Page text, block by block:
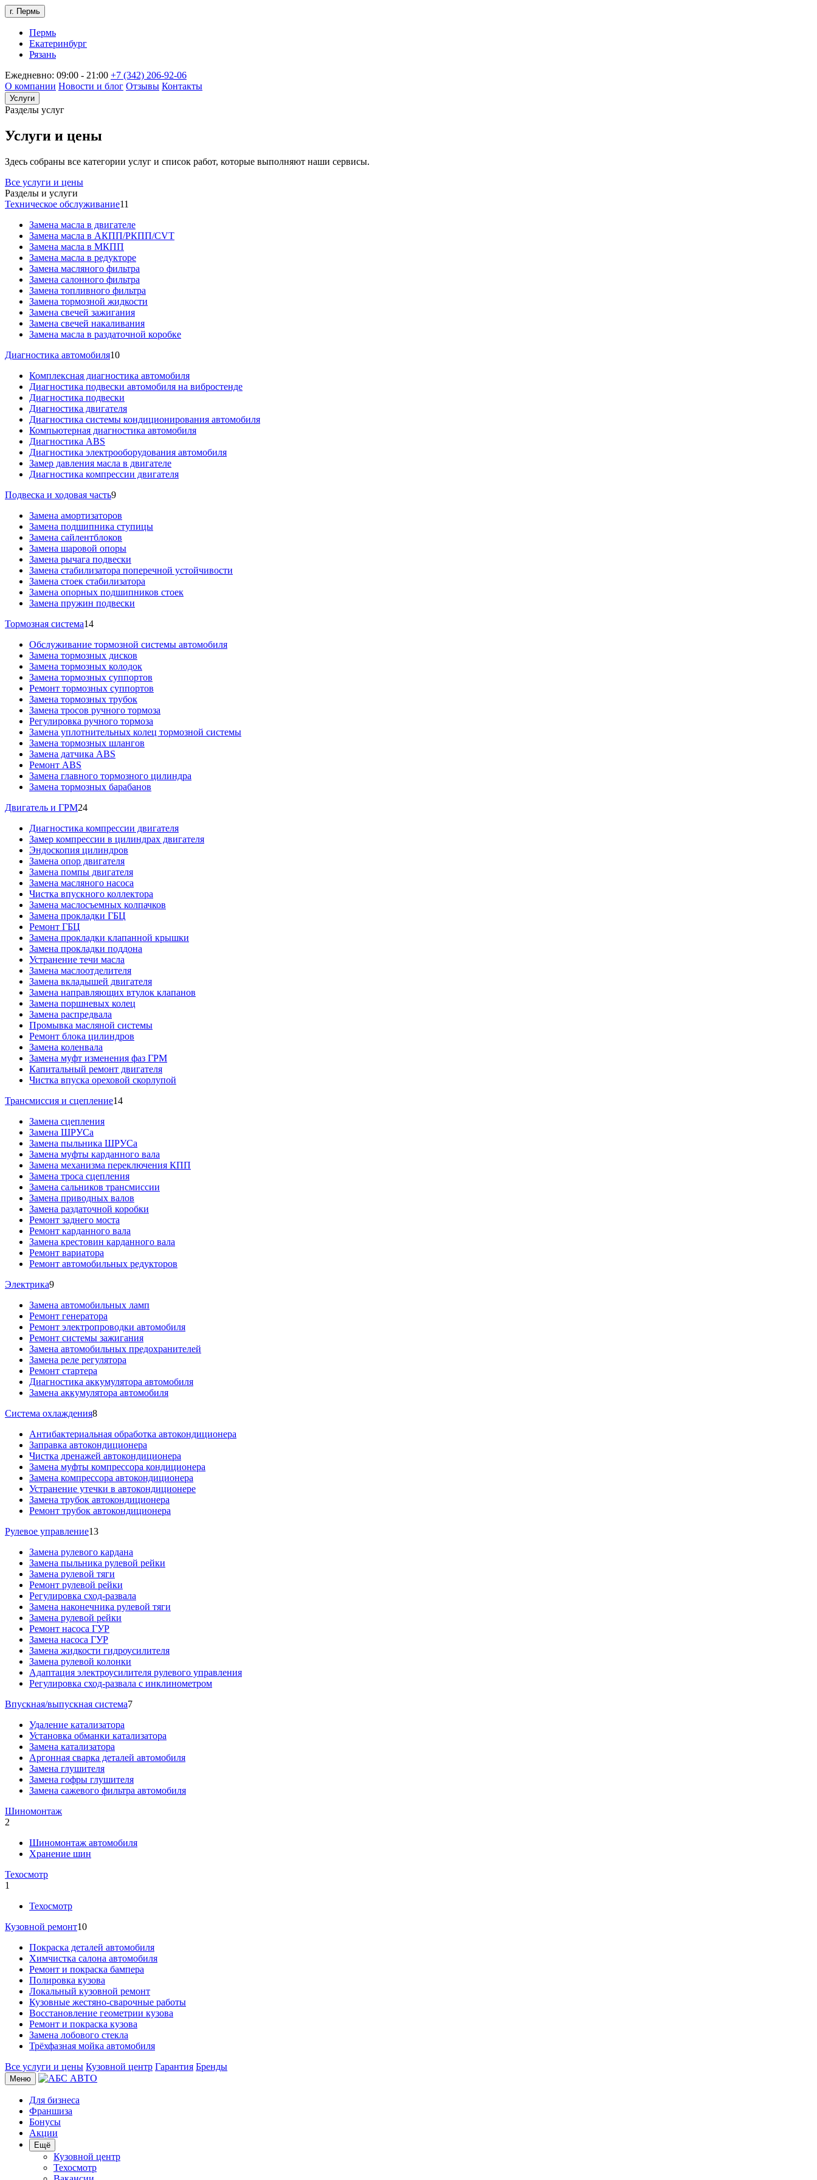
г. Пермь
Пермь
Екатеринбург
Рязань
Ежедневно: 09:00 - 21:00 +7 (342) 206-92-06
О компании Новости и блог Отзывы Контакты
Услуги
Разделы услуг
Услуги и цены
Здесь собраны все категории услуг и список работ, которые выполняют наши сервисы.
Все услуги и цены
Разделы и услуги
Техническое обслуживание11
Замена масла в двигателе
Замена масла в АКПП/РКПП/CVT
Замена масла в МКПП
Замена масла в редукторе
Замена масляного фильтра
Замена салонного фильтра
Замена топливного фильтра
Замена тормозной жидкости
Замена свечей зажигания
Замена свечей накаливания
Замена масла в раздаточной коробке
Диагностика автомобиля10
Комплексная диагностика автомобиля
Диагностика подвески автомобиля на вибростенде
Диагностика подвески
Диагностика двигателя
Диагностика системы кондиционирования автомобиля
Компьютерная диагностика автомобиля
Диагностика ABS
Диагностика электрооборудования автомобиля
Замер давления масла в двигателе
Диагностика компрессии двигателя
Подвеска и ходовая часть9
Замена амортизаторов
Замена подшипника ступицы
Замена сайлентблоков
Замена шаровой опоры
Замена рычага подвески
Замена стабилизатора поперечной устойчивости
Замена стоек стабилизатора
Замена опорных подшипников стоек
Замена пружин подвески
Тормозная система14
Обслуживание тормозной системы автомобиля
Замена тормозных дисков
Замена тормозных колодок
Замена тормозных суппортов
Ремонт тормозных суппортов
Замена тормозных трубок
Замена тросов ручного тормоза
Регулировка ручного тормоза
Замена уплотнительных колец тормозной системы
Замена тормозных шлангов
Замена датчика ABS
Ремонт ABS
Замена главного тормозного цилиндра
Замена тормозных барабанов
Двигатель и ГРМ24
Диагностика компрессии двигателя
Замер компрессии в цилиндрах двигателя
Эндоскопия цилиндров
Замена опор двигателя
Замена помпы двигателя
Замена масляного насоса
Чистка впускного коллектора
Замена маслосъемных колпачков
Замена прокладки ГБЦ
Ремонт ГБЦ
Замена прокладки клапанной крышки
Замена прокладки поддона
Устранение течи масла
Замена маслоотделителя
Замена вкладышей двигателя
Замена направляющих втулок клапанов
Замена поршневых колец
Замена распредвала
Промывка масляной системы
Ремонт блока цилиндров
Замена коленвала
Замена муфт изменения фаз ГРМ
Капитальный ремонт двигателя
Чистка впуска ореховой скорлупой
Трансмиссия и сцепление14
Замена сцепления
Замена ШРУСа
Замена пыльника ШРУСа
Замена муфты карданного вала
Замена механизма переключения КПП
Замена троса сцепления
Замена сальников трансмиссии
Замена приводных валов
Замена раздаточной коробки
Ремонт заднего моста
Ремонт карданного вала
Замена крестовин карданного вала
Ремонт вариатора
Ремонт автомобильных редукторов
Электрика9
Замена автомобильных ламп
Ремонт генератора
Ремонт электропроводки автомобиля
Ремонт системы зажигания
Замена автомобильных предохранителей
Замена реле регулятора
Ремонт стартера
Диагностика аккумулятора автомобиля
Замена аккумулятора автомобиля
Система охлаждения8
Антибактериальная обработка автокондиционера
Заправка автокондиционера
Чистка дренажей автокондиционера
Замена муфты компрессора кондиционера
Замена компрессора автокондиционера
Устранение утечки в автокондиционере
Замена трубок автокондиционера
Ремонт трубок автокондиционера
Рулевое управление13
Замена рулевого кардана
Замена пыльника рулевой рейки
Замена рулевой тяги
Ремонт рулевой рейки
Регулировка сход-развала
Замена наконечника рулевой тяги
Замена рулевой рейки
Ремонт насоса ГУР
Замена насоса ГУР
Замена жидкости гидроусилителя
Замена рулевой колонки
Адаптация электроусилителя рулевого управления
Регулировка сход-развала с инклинометром
Впускная/выпускная система7
Удаление катализатора
Установка обманки катализатора
Замена катализатора
Аргонная сварка деталей автомобиля
Замена глушителя
Замена гофры глушителя
Замена сажевого фильтра автомобиля
Шиномонтаж
2
Шиномонтаж автомобиля
Хранение шин
Техосмотр
1
Техосмотр
Кузовной ремонт10
Покраска деталей автомобиля
Химчистка салона автомобиля
Ремонт и покраска бампера
Полировка кузова
Локальный кузовной ремонт
Кузовные жестяно-сварочные работы
Восстановление геометрии кузова
Ремонт и покраска кузова
Замена лобового стекла
Трёхфазная мойка автомобиля
Все услуги и цены Кузовной центр Гарантия Бренды
Меню
Для бизнеса
Франшиза
Бонусы
Акции
Ещё
Кузовной центр
Техосмотр